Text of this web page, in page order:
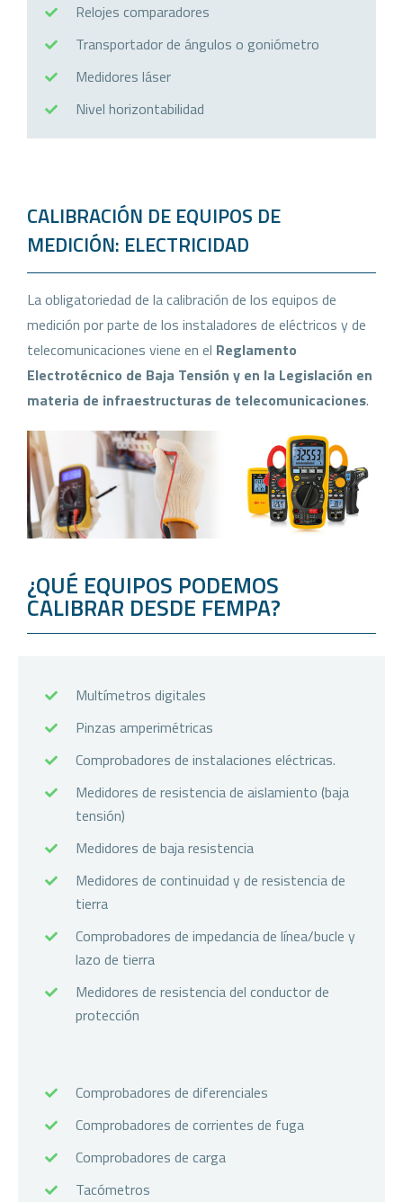
Relojes comparadores
Transportador de ángulos o goniómetro
Medidores láser
Nivel horizontabilidad
CALIBRACIÓN DE EQUIPOS DE
MEDICIÓN: ELECTRICIDAD
La obligatoriedad de la calibración de los equipos de
medición por parte de los instaladores de eléctricos y de
telecomunicaciones viene en el Reglamento
Electrotécnico de Baja Tensión y en la Legislación en
materia de infraestructuras de telecomunicaciones.
¿QUÉ EQUIPOS PODEMOS
CALIBRAR DESDE FEMPA?
Multímetros digitales
Pinzas amperimétricas
Comprobadores de instalaciones eléctricas.
Medidores de resistencia de aislamiento (baja
tensión)
Medidores de baja resistencia
Medidores de continuidad y de resistencia de
tierra
Comprobadores de impedancia de línea/bucle y
lazo de tierra
Medidores de resistencia del conductor de
protección
Comprobadores de diferenciales
Comprobadores de corrientes de fuga
Comprobadores de carga
Tacómetros